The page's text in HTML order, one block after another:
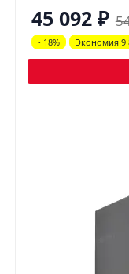
45 092 ₽
- 18% Экономия 9